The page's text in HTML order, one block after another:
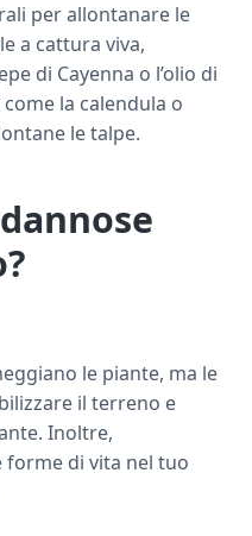
per allontanare le
a cattura viva,
di Cayenna o l’olio di
la calendula o
le talpe.
le piante, ma le
il terreno e
Inoltre,
di vita nel tuo